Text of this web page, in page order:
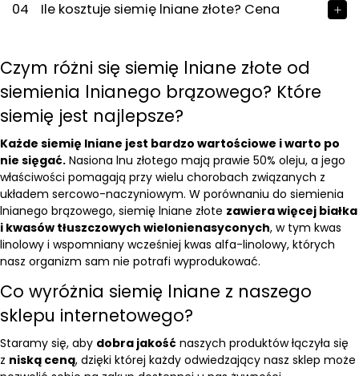
04 Ile kosztuje siemię lniane złote? Cena
Czym różni się siemię lniane złote od
siemienia lnianego brązowego? Które
siemię jest najlepsze?
Każde siemię lniane jest bardzo wartościowe i warto po
nie sięgać. Nasiona lnu złotego mają prawie 50% oleju, a jego
właściwości pomagają przy wielu chorobach związanych z
układem sercowo-naczyniowym. W porównaniu do siemienia
lnianego brązowego, siemię lniane złote zawiera więcej białka
i kwasów tłuszczowych wielonienasyconych, w tym kwas
linolowy i wspomniany wcześniej kwas alfa-linolowy, których
nasz organizm sam nie potrafi wyprodukować.
Co wyróżnia siemię lniane z naszego
sklepu internetowego?
Staramy się, aby dobra jakość naszych produktów łączyła się
z niską ceną, dzięki której każdy odwiedzający nasz sklep może